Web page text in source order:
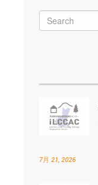
7月 21, 2026